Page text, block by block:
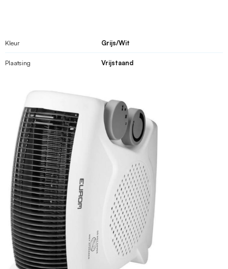
Kleur Grijs/Wit
Plaatsing Vrijstaand